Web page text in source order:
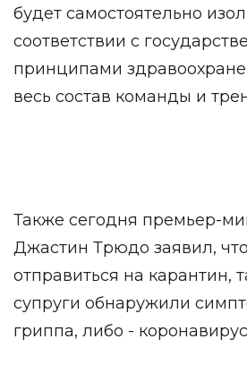
будет самостоятельно
соответствии с
принципами
весь состав команды и
Также сегодня премьер-
Джастин Трюдо заявил,
отправиться на карантин,
супруги обнаружили
гриппа, либо -